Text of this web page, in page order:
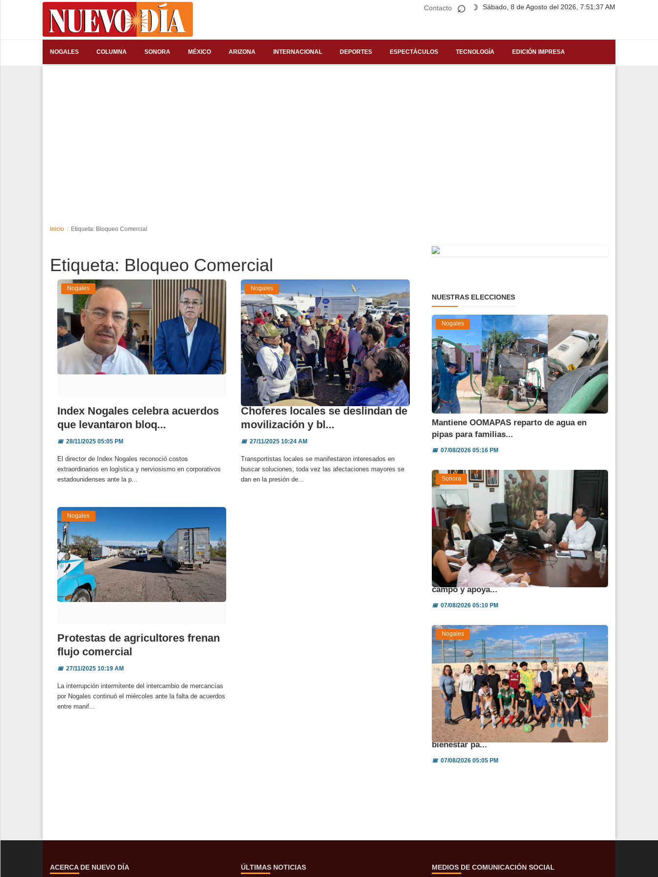
Contacto Sábado, 8 de Agosto del 2026, 7:51:37 AM
⌕ ☽
NOGALES COLUMNA SONORA MÉXICO ARIZONA INTERNACIONAL DEPORTES ESPECTÁCULOS TECNOLOGÍA EDICIÓN IMPRESA
Inicio Etiqueta: Bloqueo Comercial
Etiqueta: Bloqueo Comercial
Nogales
Index Nogales celebra acuerdos
que levantaron bloq...
📅28/11/2025 05:05 PM
El director de Index Nogales reconoció costos
extraordinarios en logística y nerviosismo en corporativos
estadounidenses ante la p...
Nogales
Choferes locales se deslindan de
movilización y bl...
📅27/11/2025 10:24 AM
Transportistas locales se manifestaron interesados en
buscar soluciones, toda vez las afectaciones mayores se
dan en la presión de...
Nogales
Protestas de agricultores frenan
flujo comercial
📅27/11/2025 10:19 AM
La interrupción intermitente del intercambio de mercancías
por Nogales continuó el miércoles ante la falta de acuerdos
entre manif...
NUESTRAS ELECCIONES
Nogales
Mantiene OOMAPAS reparto de agua en
pipas para familias...
📅07/08/2026 05:16 PM
Sonora
Destina Sonora 850 mdp para fortalecer al
campo y apoya...
📅07/08/2026 05:10 PM
Nogales
Angélica Burgos impulsa jornada de salud y
bienestar pa...
📅07/08/2026 05:05 PM
ACERCA DE NUEVO DÍA ÚLTIMAS NOTICIAS MEDIOS DE COMUNICACIÓN SOCIAL